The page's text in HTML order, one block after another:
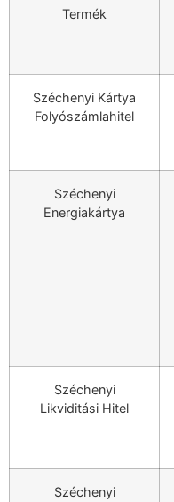
Termék
Széchenyi Kártya
Folyószámlahitel
Széchenyi
Energiakártya
Széchenyi
Likviditási Hitel
Széchenyi